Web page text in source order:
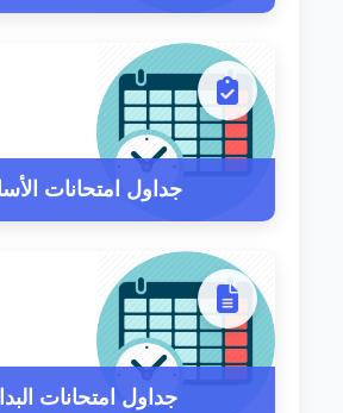
جداول امتحانات
جداول امتحانات